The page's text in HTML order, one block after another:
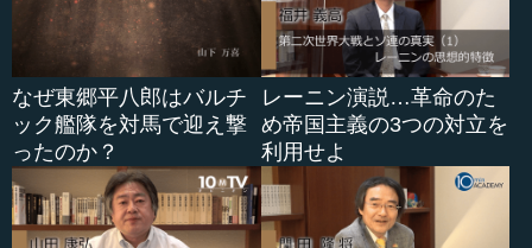
●ポグロムの背景に...
なぜ東郷平八郎はバルチ
ック艦隊を対馬で迎え撃
ったのか？
レーニン演説…革命のた
め帝国主義の3つの対立を
利用せよ